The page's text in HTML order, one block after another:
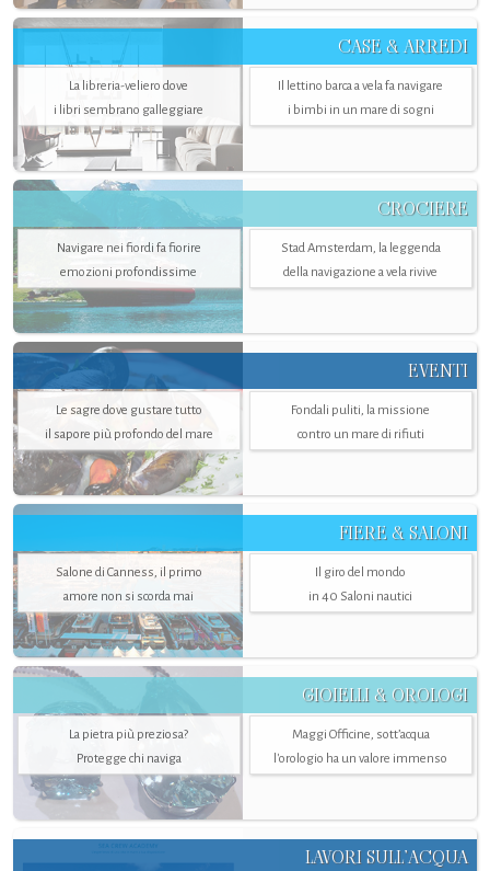
CASE & ARREDI
La libreria-veliero dove
i libri sembrano galleggiare
Il lettino barca a vela fa navigare
i bimbi in un mare di sogni
CROCIERE
Navigare nei fiordi fa fiorire
emozioni profondissime
Stad Amsterdam, la leggenda
della navigazione a vela rivive
EVENTI
Le sagre dove gustare tutto
il sapore più profondo del mare
Fondali puliti, la missione
contro un mare di rifiuti
FIERE & SALONI
Salone di Canness, il primo
amore non si scorda mai
Il giro del mondo
in 40 Saloni nautici
GIOIELLI & OROLOGI
La pietra più preziosa?
Protegge chi naviga
Maggi Officine, sott’acqua
l'orologio ha un valore immenso
LAVORI SULL’ACQUA